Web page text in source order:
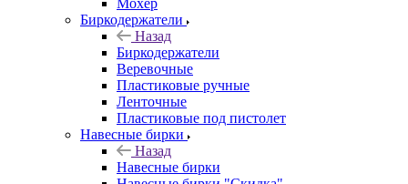
Мохер
Биркодержатели
Назад
Биркодержатели
Веревочные
Пластиковые ручные
Ленточные
Пластиковые под пистолет
Навесные бирки
Назад
Навесные бирки